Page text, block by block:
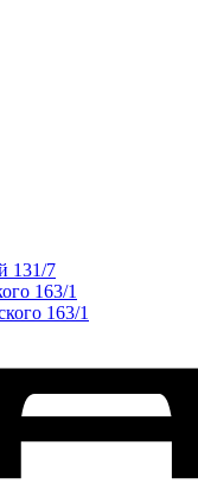
131/7
163/1
163/1